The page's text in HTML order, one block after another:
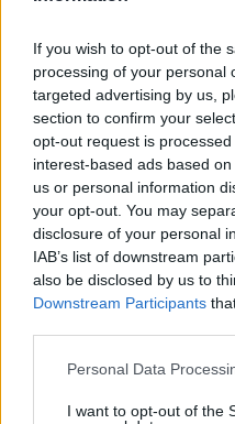
If you wish to opt-out of the
processing of your personal
targeted advertising by us,
section to confirm your
opt-out request is
interest-based ads based
us or personal information
your opt-out. You may
disclosure of your personal
IAB’s list of downstream
also be disclosed by us to
Downstream Participants
Please note that this
not limited to your visit or
Personal Data
I want to opt-out of the